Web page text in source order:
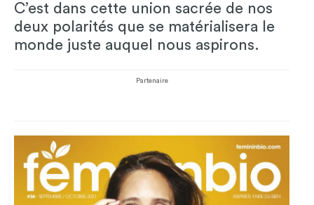
C’est dans cette union sacrée de nos
deux polarités que se matérialisera le
monde juste auquel nous aspirons.
Partenaire